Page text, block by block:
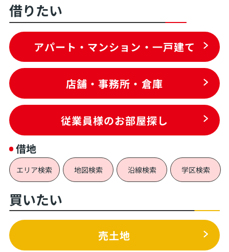
借りたい
アパート・マンション・一戸建て
店舗・事務所・倉庫
従業員様のお部屋探し
借地
エリア検索 地図検索 沿線検索 学区検索
買いたい
売土地